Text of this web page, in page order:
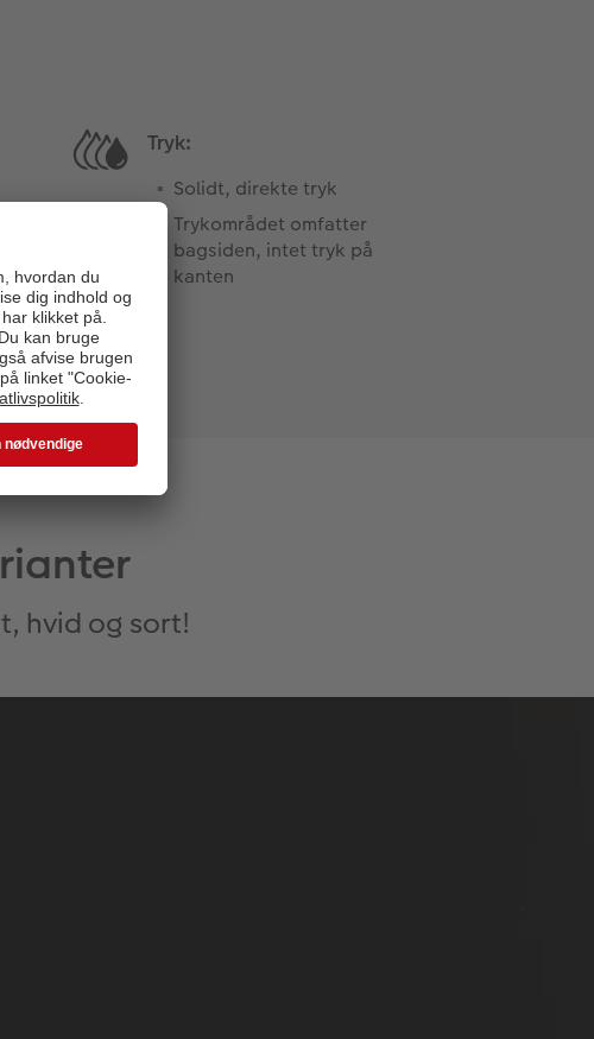
Tryk:
Solidt, direkte tryk
Trykområdet omfatter
bagsiden, intet tryk på
kanten
hvid og sort!